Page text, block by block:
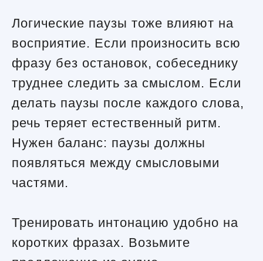
Логические паузы тоже влияют на
восприятие. Если произносить всю
фразу без остановок, собеседнику
труднее следить за смыслом. Если
делать паузы после каждого слова,
речь теряет естественный ритм.
Нужен баланс: паузы должны
появляться между смысловыми
частями.
Тренировать интонацию удобно на
коротких фразах. Возьмите